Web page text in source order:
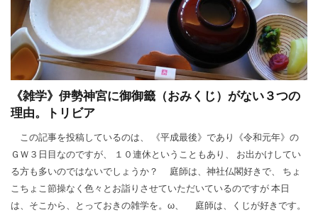
《雑学》伊勢神宮に御御籤（おみくじ）がない３つの
理由。トリビア
この記事を投稿しているのは、 《平成最後》であり《令和元年》の
ＧＷ３日目なのですが、 １０連休ということもあり、 お出かけしてい
る方も多いのではないでしょうか？ 庭師は、神社仏閣好きで、 ちょ
こちょこ節操なく色々とお詣りさせていただいているのですが 本日
は、そこから、とっておきの雑学を。ω、 庭師は、くじが好きです。